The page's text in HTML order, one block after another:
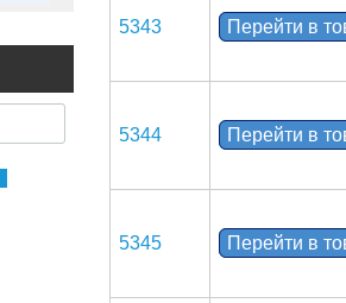
5343 Перейти в
5344 Перейти в
5345 Перейти в